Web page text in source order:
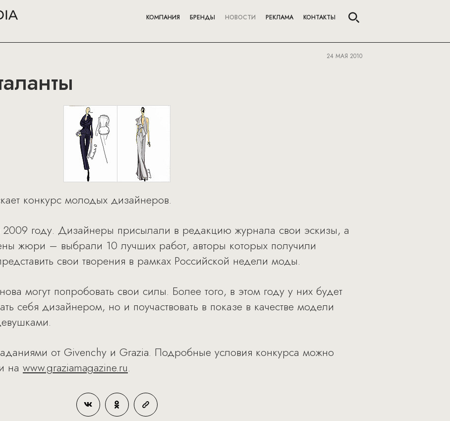
КОМПАНИЯ БРЕНДЫ НОВОСТИ РЕКЛАМА КОНТАКТЫ
24 МАЯ 2010
конкурс молодых дизайнеров.
году. Дизайнеры присылали в редакцию журнала свои эскизы, а
жюри – выбрали 10 лучших работ, авторы которых получили
свои творения в рамках Российской недели моды.
могут попробовать свои силы. Более того, в этом году у них будет
себя дизайнером, но и поучаствовать в показе в качестве модели
от Givenchy и Grazia. Подробные условия конкурса можно
на www.graziamagazine.ru.